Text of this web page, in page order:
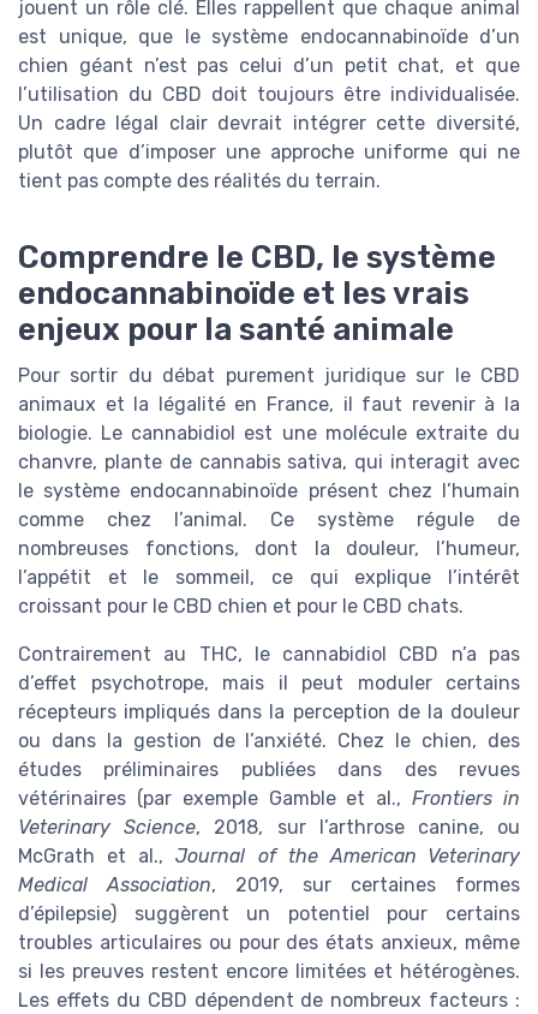
jouent un rôle clé. Elles rappellent que chaque animal
est unique, que le système endocannabinoïde d’un
chien géant n’est pas celui d’un petit chat, et que
l’utilisation du CBD doit toujours être individualisée.
Un cadre légal clair devrait intégrer cette diversité,
plutôt que d’imposer une approche uniforme qui ne
tient pas compte des réalités du terrain.
Comprendre le CBD, le système
endocannabinoïde et les vrais
enjeux pour la santé animale
Pour sortir du débat purement juridique sur le CBD
animaux et la légalité en France, il faut revenir à la
biologie. Le cannabidiol est une molécule extraite du
chanvre, plante de cannabis sativa, qui interagit avec
le système endocannabinoïde présent chez l’humain
comme chez l’animal. Ce système régule de
nombreuses fonctions, dont la douleur, l’humeur,
l’appétit et le sommeil, ce qui explique l’intérêt
croissant pour le CBD chien et pour le CBD chats.
Contrairement au THC, le cannabidiol CBD n’a pas
d’effet psychotrope, mais il peut moduler certains
récepteurs impliqués dans la perception de la douleur
ou dans la gestion de l’anxiété. Chez le chien, des
études préliminaires publiées dans des revues
vétérinaires (par exemple Gamble et al.,Frontiers in
Veterinary Science, 2018, sur l’arthrose canine, ou
McGrath et al.,Journal of the American Veterinary
Medical Association, 2019, sur certaines formes
d’épilepsie) suggèrent un potentiel pour certains
troubles articulaires ou pour des états anxieux, même
si les preuves restent encore limitées et hétérogènes.
Les effets du CBD dépendent de nombreux facteurs :